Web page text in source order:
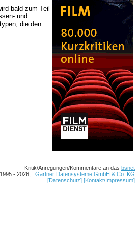
bald zum Teil
und
die den
Kritik/Anregungen/Kommentare an das bsnet
- 2026, Gärtner Datensysteme GmbH & Co. KG
[Datenschutz] [Kontakt/Impressum]